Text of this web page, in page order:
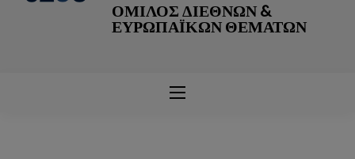
ΟΜΙΛΟΣ ΔΙΕΘΝΩΝ &
ΕΥΡΩΠΑΪΚΩΝ ΘΕΜΑΤΩΝ